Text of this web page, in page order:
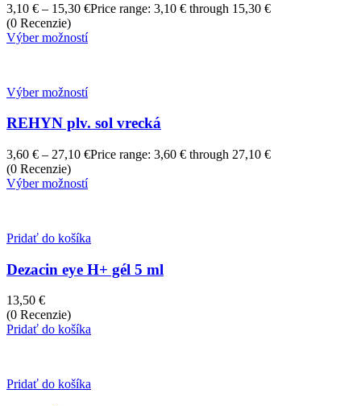
3,10 € – 15,30 €Price range: 3,10 € through 15,30 €
(0 Recenzie)
Výber možností
Výber možností
REHYN plv. sol vrecká
3,60 € – 27,10 €Price range: 3,60 € through 27,10 €
(0 Recenzie)
Výber možností
Pridať do košíka
Dezacin eye H+ gél 5 ml
13,50 €
(0 Recenzie)
Pridať do košíka
Pridať do košíka